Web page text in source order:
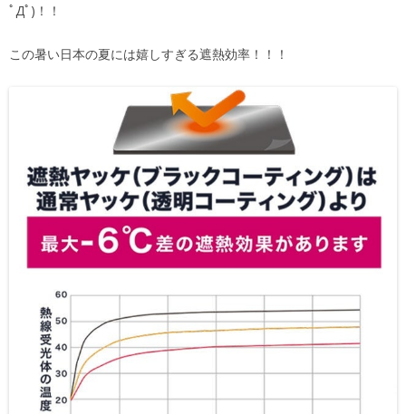
ﾟДﾟ)！！
この暑い日本の夏には嬉しすぎる遮熱効率！！！